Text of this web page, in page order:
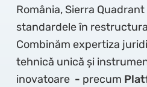
România, Sierra
standardele în
Combinăm expertiza
tehnică unică și
inovatoare - precum